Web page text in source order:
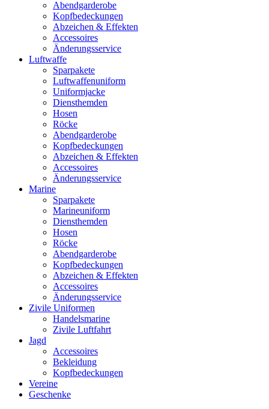
Abendgarderobe
Kopfbedeckungen
Abzeichen & Effekten
Accessoires
Änderungsservice
Luftwaffe
Sparpakete
Luftwaffenuniform
Uniformjacke
Diensthemden
Hosen
Röcke
Abendgarderobe
Kopfbedeckungen
Abzeichen & Effekten
Accessoires
Änderungsservice
Marine
Sparpakete
Marineuniform
Diensthemden
Hosen
Röcke
Abendgarderobe
Kopfbedeckungen
Abzeichen & Effekten
Accessoires
Änderungsservice
Zivile Uniformen
Handelsmarine
Zivile Luftfahrt
Jagd
Accessoires
Bekleidung
Kopfbedeckungen
Vereine
Geschenke